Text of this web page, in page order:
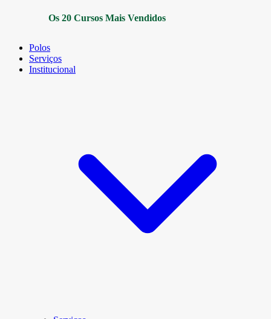
Os 20 Cursos Mais Vendidos
Polos
Serviços
Institucional